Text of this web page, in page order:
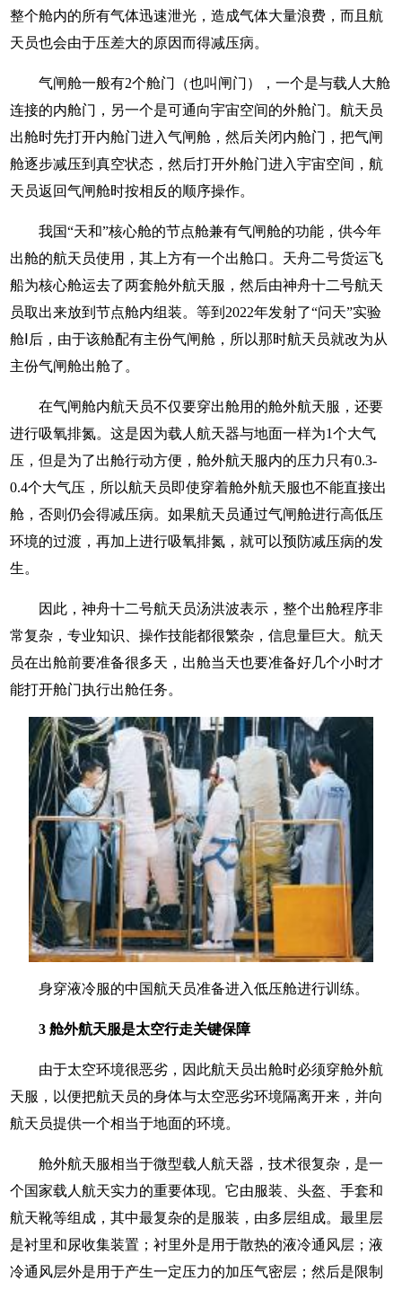
整个舱内的所有气体迅速泄光，造成气体大量浪费，而且航
天员也会由于压差大的原因而得减压病。
气闸舱一般有2个舱门（也叫闸门），一个是与载人大舱
连接的内舱门，另一个是可通向宇宙空间的外舱门。航天员
出舱时先打开内舱门进入气闸舱，然后关闭内舱门，把气闸
舱逐步减压到真空状态，然后打开外舱门进入宇宙空间，航
天员返回气闸舱时按相反的顺序操作。
我国“天和”核心舱的节点舱兼有气闸舱的功能，供今年
出舱的航天员使用，其上方有一个出舱口。天舟二号货运飞
船为核心舱运去了两套舱外航天服，然后由神舟十二号航天
员取出来放到节点舱内组装。等到2022年发射了“问天”实验
舱Ⅰ后，由于该舱配有主份气闸舱，所以那时航天员就改为从
主份气闸舱出舱了。
在气闸舱内航天员不仅要穿出舱用的舱外航天服，还要
进行吸氧排氮。这是因为载人航天器与地面一样为1个大气
压，但是为了出舱行动方便，舱外航天服内的压力只有0.3-
0.4个大气压，所以航天员即使穿着舱外航天服也不能直接出
舱，否则仍会得减压病。如果航天员通过气闸舱进行高低压
环境的过渡，再加上进行吸氧排氮，就可以预防减压病的发
生。
因此，神舟十二号航天员汤洪波表示，整个出舱程序非
常复杂，专业知识、操作技能都很繁杂，信息量巨大。航天
员在出舱前要准备很多天，出舱当天也要准备好几个小时才
能打开舱门执行出舱任务。
身穿液冷服的中国航天员准备进入低压舱进行训练。
3 舱外航天服是太空行走关键保障
由于太空环境很恶劣，因此航天员出舱时必须穿舱外航
天服，以便把航天员的身体与太空恶劣环境隔离开来，并向
航天员提供一个相当于地面的环境。
舱外航天服相当于微型载人航天器，技术很复杂，是一
个国家载人航天实力的重要体现。它由服装、头盔、手套和
航天靴等组成，其中最复杂的是服装，由多层组成。最里层
是衬里和尿收集装置；衬里外是用于散热的液冷通风层；液
冷通风层外是用于产生一定压力的加压气密层；然后是限制